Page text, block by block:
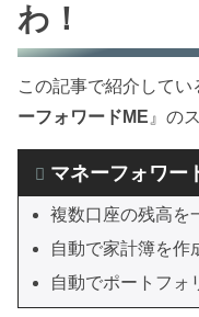
わ！
この記事で紹介して
ーフォワードME 』の
マネーフォワー
複数口座の残高を
自動で家計簿を作
自動でポートフォ